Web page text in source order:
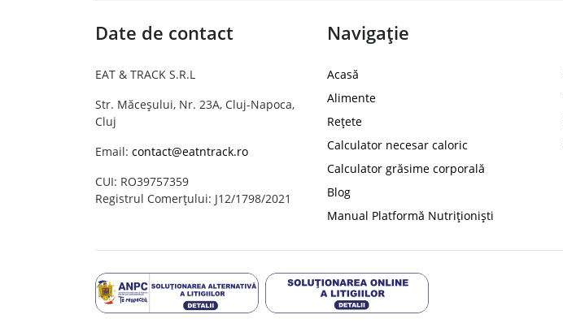
Date de contact
EAT & TRACK S.R.L
Str. Măceșului, Nr. 23A, Cluj-Napoca,
Cluj
Email: contact@eatntrack.ro
CUI: RO39757359
Registrul Comerțului: J12/1798/2021
Navigație
Acasă
Alimente
Rețete
Calculator necesar caloric
Calculator grăsime corporală
Blog
Manual Platformă Nutriționiști